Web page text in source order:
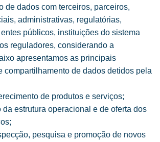
de dados com terceiros, parceiros,
administrativas, regulatórias,
públicos, instituições do sistema
reguladores, considerando a
apresentamos as principais
compartilhamento de dados detidos pela
de produtos e serviços;
da estrutura operacional e de oferta dos
pesquisa e promoção de novos